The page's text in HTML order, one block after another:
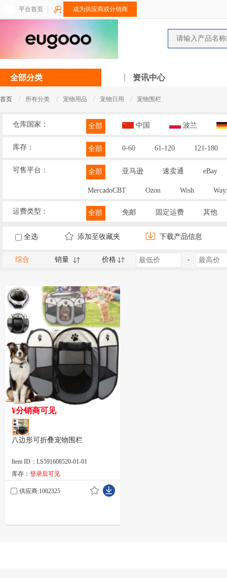
平台首页 成为供应商或分销商
全部分类 资讯中心
首页 / 所有分类 / 宠物用品 / 宠物日用 / 宠物围栏
仓库国家： 全部 中国 波兰
库存： 全部 0-60 61-120 121-180
可售平台： 全部 亚马逊 速卖通 eBay
MercadoCBT Ozon Wish
运费类型： 全部 免邮 固定运费 其他
全选 添加至收藏夹 下载产品信息
综合 销量 价格 -
¥分销商可见
八边形可折叠宠物围栏
Item ID：LS591608520-01-01
库存： 登录后可见
供应商:1002325